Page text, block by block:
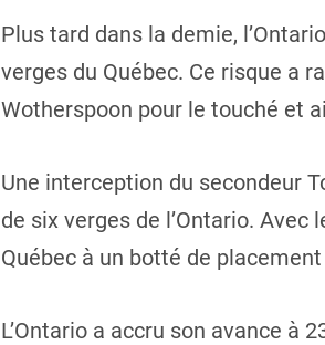
Plus tard dans la demie,
verges du Québec. Ce risque a
Wotherspoon pour le touché et
Une interception du secondeur
de six verges de l’Ontario.
Québec à un botté de
L’Ontario a accru son avance à